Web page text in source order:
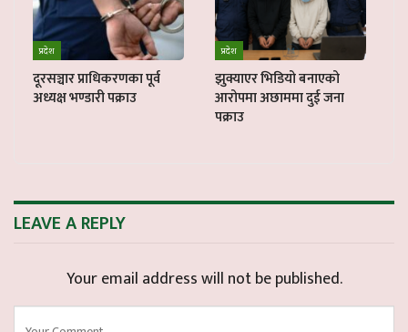
प्रदेश
दूरसञ्चार प्राधिकरणका पूर्व
अध्यक्ष भण्डारी पक्राउ
प्रदेश
झुक्याएर भिडियो बनाएको
आरोपमा अछाममा दुई जना
पक्राउ
LEAVE A REPLY
Your email address will not be published.